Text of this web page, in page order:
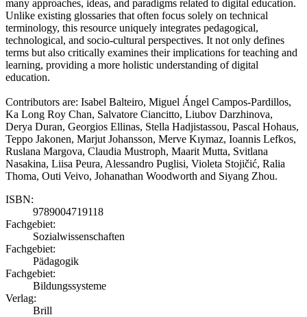
many approaches, ideas, and paradigms related to digital education.
Unlike existing glossaries that often focus solely on technical
terminology, this resource uniquely integrates pedagogical,
technological, and socio-cultural perspectives. It not only defines
terms but also critically examines their implications for teaching and
learning, providing a more holistic understanding of digital
education.
Contributors are: Isabel Balteiro, Miguel Ángel Campos-Pardillos,
Ka Long Roy Chan, Salvatore Ciancitto, Liubov Darzhinova,
Derya Duran, Georgios Ellinas, Stella Hadjistassou, Pascal Hohaus,
Teppo Jakonen, Marjut Johansson, Merve Kıymaz, Ioannis Lefkos,
Ruslana Margova, Claudia Mustroph, Maarit Mutta, Svitlana
Nasakina, Liisa Peura, Alessandro Puglisi, Violeta Stojičić, Ralia
Thoma, Outi Veivo, Johanathan Woodworth and Siyang Zhou.
ISBN:
9789004719118
Fachgebiet:
Sozialwissenschaften
Fachgebiet:
Pädagogik
Fachgebiet:
Bildungssysteme
Verlag:
Brill